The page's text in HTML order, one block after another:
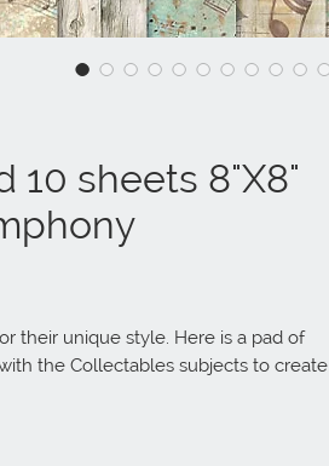
10 sheets 8"X8"
their unique style. Here is a pad of
the Collectables subjects to create